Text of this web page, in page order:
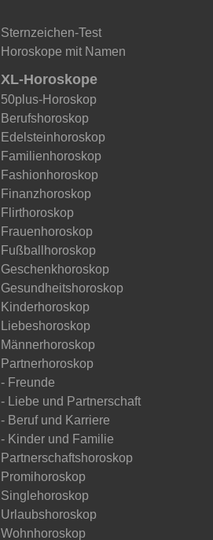
Sternzeichen-Test
Horoskope mit Namen
XL-Horoskope
50plus-Horoskop
Berufshoroskop
Edelsteinhoroskop
Familienhoroskop
Fashionhoroskop
Finanzhoroskop
Flirthoroskop
Frauenhoroskop
Fußballhoroskop
Geschenkhoroskop
Gesundheitshoroskop
Kinderhoroskop
Liebeshoroskop
Männerhoroskop
Partnerhoroskop
- Freunde
- Liebe und Partnerschaft
- Beruf und Karriere
- Kinder und Familie
Partnerschaftshoroskop
Promihoroskop
Singlehoroskop
Urlaubshoroskop
Wohnhoroskop